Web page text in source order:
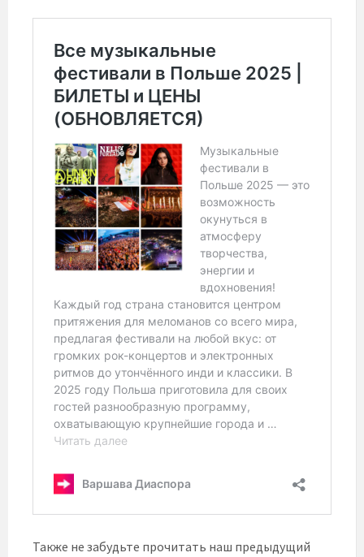
Также не забудьте прочитать наш предыдущий